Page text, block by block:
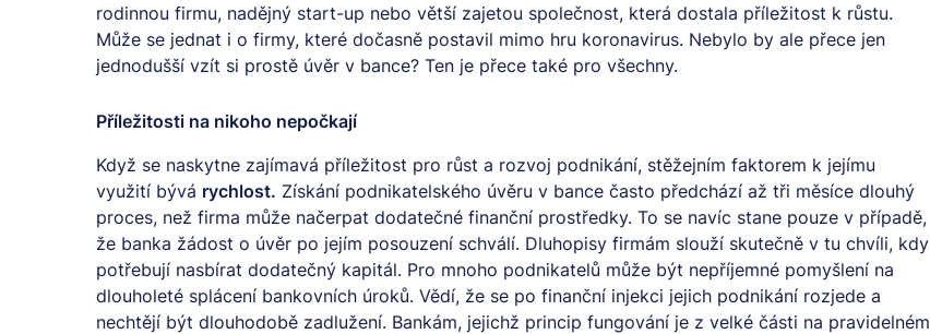
rodinnou firmu, nadějný start-up nebo větší zajetou společnost, která dostala příležitost k růstu.
Může se jednat i o firmy, které dočasně postavil mimo hru koronavirus. Nebylo by ale přece jen
jednodušší vzít si prostě úvěr v bance? Ten je přece také pro všechny.
Příležitosti na nikoho nepočkají
Když se naskytne zajímavá příležitost pro růst a rozvoj podnikání, stěžejním faktorem k jejímu
využití bývá rychlost. Získání podnikatelského úvěru v bance často předchází až tři měsíce dlouhý
proces, než firma může načerpat dodatečné finanční prostředky. To se navíc stane pouze v případě,
že banka žádost o úvěr po jejím posouzení schválí. Dluhopisy firmám slouží skutečně v tu chvíli, kdy
potřebují nasbírat dodatečný kapitál. Pro mnoho podnikatelů může být nepříjemné pomyšlení na
dlouholeté splácení bankovních úroků. Vědí, že se po finanční injekci jejich podnikání rozjede a
nechtějí být dlouhodobě zadlužení. Bankám, jejichž princip fungování je z velké části na pravidelném